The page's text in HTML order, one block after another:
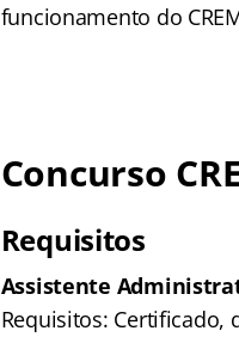
funcionamento do
Concurso
Requisitos
Assistente
Requisitos: Certificado,